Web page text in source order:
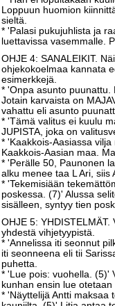
Loppuun huomion
sieltä.
* 'Palasi pukujuhlista ja
luettavissa vasemmalle.
OHJE 4: SANALEIKIT.
ohjekokoelmaa kannata
esimerkkejä.
* 'Onpa asunto puunattu.
Jotain karvaista on
vahattu eli asunto
* 'Tämä valitus ei kuulu
JUPISTA, joka on
* 'Kaakkois-Aasiassa
Kaakkois-Aasian maa.
* 'Perälle 50, Paunonen
alku menee taa L Ari, siis
* 'Tekemisiään
poskessa. (7)' Alussa
sisälleen, syntyy tien
OHJE 5:
yhdestä vihjetyypistä.
* 'Annelissa iti seonnut
iti seonneena eli tii
puhetta.
* 'Lue pois: vuohella. (5)'
kunhan ensin lue
* 'Näyttelijä Antti maksaa